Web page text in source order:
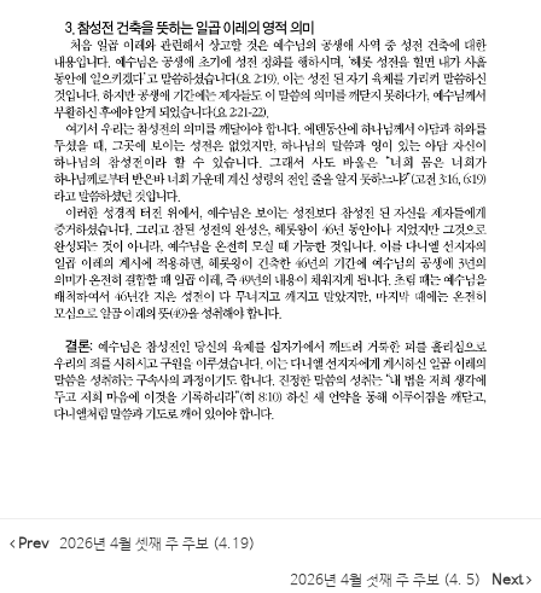
Prev 2026년 4월 셋째 주 주보 (4.19)
2026년 4월 첫째 주 주보 (4. 5) Next